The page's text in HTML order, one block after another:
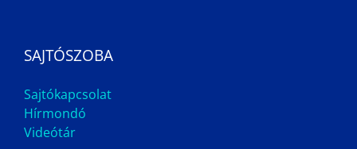
SAJTÓSZOBA
Sajtókapcsolat
Hírmondó
Videótár